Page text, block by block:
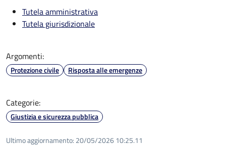
Tutela amministrativa
Tutela giurisdizionale
Argomenti:
Protezione civile Risposta alle emergenze
Categorie:
Giustizia e sicurezza pubblica
Ultimo aggiornamento: 20/05/2026 10:25.11